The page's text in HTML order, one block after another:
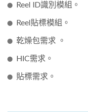
Reel ID識別模組。
Reel貼標模組。
乾燥包需求 。
HIC需求。
貼標需求。